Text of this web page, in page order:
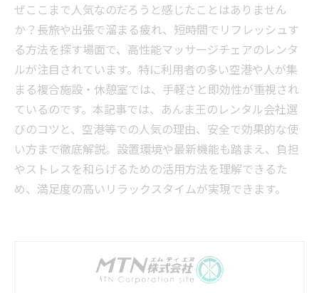
ぜここまで人気なのだろうと感じたことはありません
か？長旅や出張で溜まる疲れ、短時間でリフレッシュす
る方法を探す場面で、高性能マッサージチェアのレンタ
ルが注目されています。特に利用者の多い空港や人が集
まる複合施設・休憩室では、手軽さと即効性が重視され
ているのです。本記事では、あんま王のレンタル会社選
びのコツと、空港等での人気の理由、安全で効果的な使
い方まで徹底解説。設置環境や最新機能も踏まえ、負担
やストレスを和らげるための活用方法を理解できるた
め、満足度の高いリラックスタイムが実現できます。